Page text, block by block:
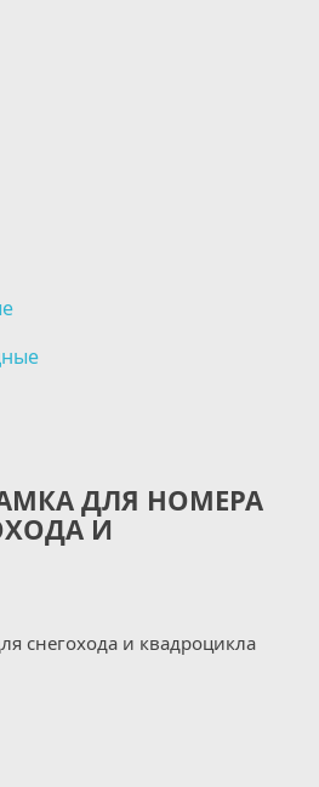
ДЛЯ НОМЕРА
И
снегохода и квадроцикла